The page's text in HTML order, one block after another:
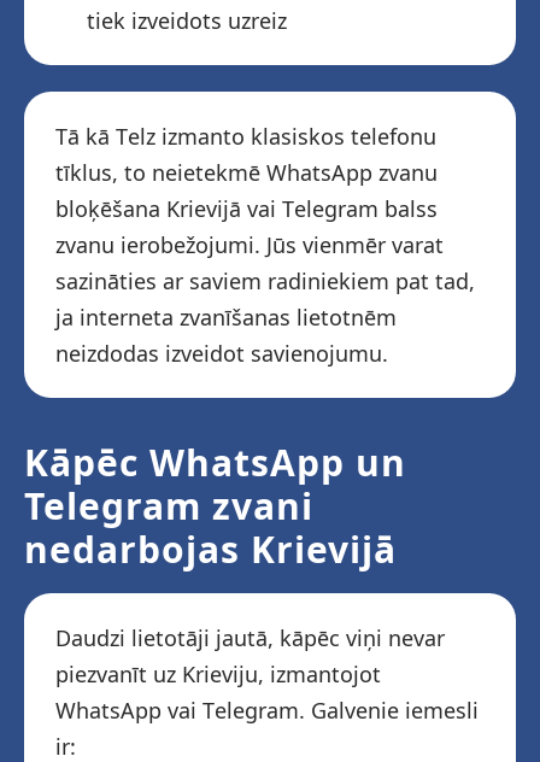
tiek izveidots uzreiz
Tā kā Telz izmanto klasiskos telefonu
tīklus, to neietekmē WhatsApp zvanu
bloķēšana Krievijā vai Telegram balss
zvanu ierobežojumi. Jūs vienmēr varat
sazināties ar saviem radiniekiem pat tad,
ja interneta zvanīšanas lietotnēm
neizdodas izveidot savienojumu.
Kāpēc WhatsApp un
Telegram zvani
nedarbojas Krievijā
Daudzi lietotāji jautā, kāpēc viņi nevar
piezvanīt uz Krieviju, izmantojot
WhatsApp vai Telegram. Galvenie iemesli
ir: